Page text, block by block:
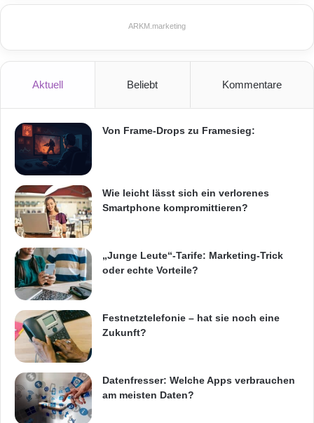
ARKM.marketing
Aktuell Beliebt Kommentare
Von Frame-Drops zu Framesieg:
Wie leicht lässt sich ein verlorenes
Smartphone kompromittieren?
„Junge Leute“-Tarife: Marketing-Trick
oder echte Vorteile?
Festnetztelefonie – hat sie noch eine
Zukunft?
Datenfresser: Welche Apps verbrauchen
am meisten Daten?